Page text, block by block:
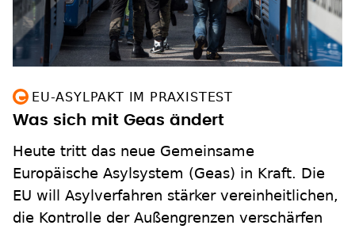
EU-ASYLPAKT IM PRAXISTEST
Was sich mit Geas ändert
Heute tritt das neue Gemeinsame
Europäische Asylsystem (Geas) in Kraft. Die
EU will Asylverfahren stärker vereinheitlichen,
die Kontrolle der Außengrenzen verschärfen